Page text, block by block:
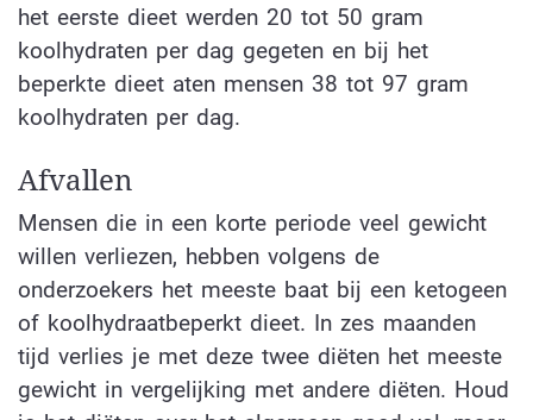
het eerste dieet werden 20 tot 50 gram
koolhydraten per dag gegeten en bij het
beperkte dieet aten mensen 38 tot 97 gram
koolhydraten per dag.
Afvallen
Mensen die in een korte periode veel gewicht
willen verliezen, hebben volgens de
onderzoekers het meeste baat bij een ketogeen
of koolhydraatbeperkt dieet. In zes maanden
tijd verlies je met deze twee diëten het meeste
gewicht in vergelijking met andere diëten. Houd